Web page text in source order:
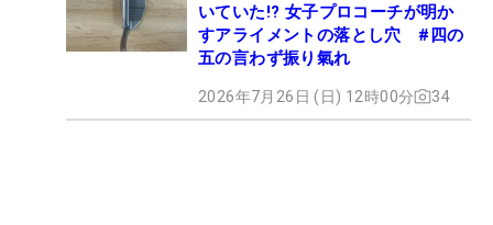
いていた!? 女子プロコーチが明か
すアライメントの落とし穴 #四の
五の言わず振り氣れ
2026年7月26日 (日) 12時00分 34